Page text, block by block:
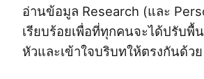
อ่านข้อมูล Research (และ
เรียบร้อยเพื่อที่ทุกคนจะได้ปรับพื้
หัวและเข้าใจบริบทให้ตรงกันด้วย